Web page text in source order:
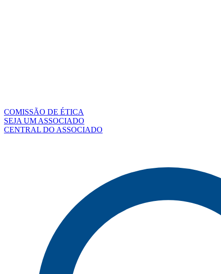
COMISSÃO DE ÉTICA
SEJA UM ASSOCIADO
CENTRAL DO ASSOCIADO